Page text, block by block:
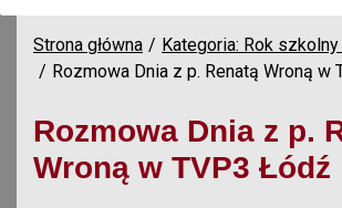
Strona główna
Kategoria: Rok
Rozmowa Dnia z p. Renatą Wroną w
Rozmowa Dnia z p.
Wroną w TVP3 Łódź